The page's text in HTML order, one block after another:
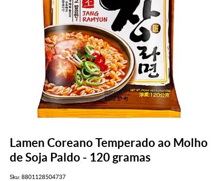
Lamen Coreano Temperado ao Molho
de Soja Paldo - 120 gramas
Sku:8801128504737